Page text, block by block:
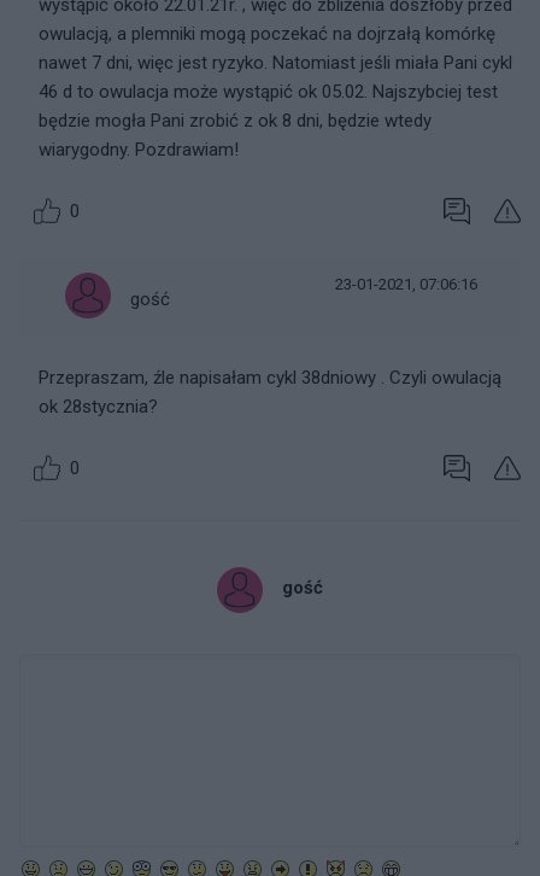
wystąpić około 22.01.21r. , więc do zbliżenia doszłoby przed
owulacją, a plemniki mogą poczekać na dojrzałą komórkę
nawet 7 dni, więc jest ryzyko. Natomiast jeśli miała Pani cykl
46 d to owulacja może wystąpić ok 05.02. Najszybciej test
będzie mogła Pani zrobić z ok 8 dni, będzie wtedy
wiarygodny. Pozdrawiam!
0
gość
23-01-2021, 07:06:16
Przepraszam, źle napisałam cykl 38dniowy . Czyli owulacją
ok 28stycznia?
0
gość